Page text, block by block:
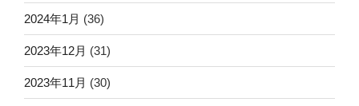
2024年1月 (36)
2023年12月 (31)
2023年11月 (30)